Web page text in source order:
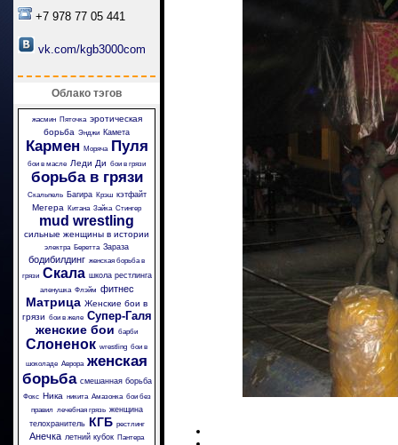
+7 978 77 05 441
vk.com/kgb3000com
Облако тэгов
жасмин Пяточка эротическая
борьба Энджи Камета
Кармен Моряча Пуля
бои в масле Леди Ди бои в грязи
борьба в грязи
Скальпель Багира Крэш кэтфайт
Мегера Китана Зайка Стингер
mud wrestling
сильные женщины в истории
электра Беретта Зараза
бодибилдинг женская борьба в
грязи Скала школа рестлинга
аленушка Флэйм фитнес
Матрица Женские бои в
грязи бои в желе Супер-Галя
женские бои барби
Слоненок wrestling бои в
шоколаде Аврора женская
борьба смешанная борьба
Фокс Ника никита Амазонка бои без
правил лечебная грязь женщина
телохранитель КГБ рестлинг
Анечка летний кубок Пантера